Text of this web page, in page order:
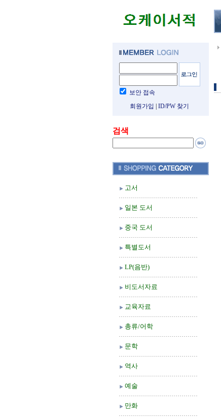
보안 접속
회원가입
ID/PW 찾기
검색
고서
일본 도서
중국 도서
특별도서
LP(음반)
비도서자료
교육자료
총류/어학
문학
역사
예술
만화